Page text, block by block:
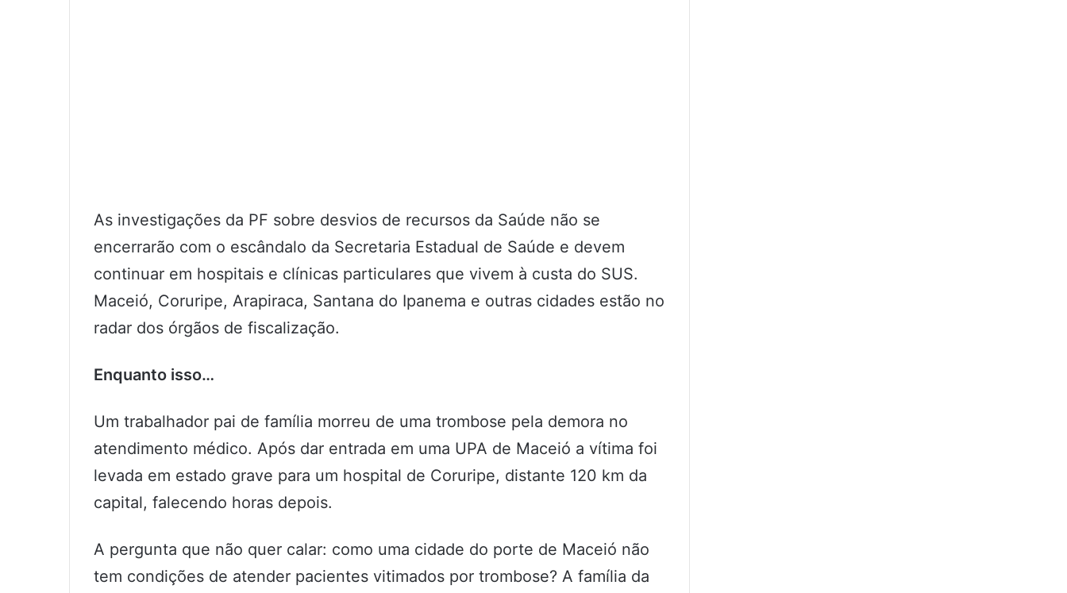
As investigações da PF sobre desvios de recursos da Saúde não se
encerrarão com o escândalo da Secretaria Estadual de Saúde e devem
continuar em hospitais e clínicas particulares que vivem à custa do SUS.
Maceió, Coruripe, Arapiraca, Santana do Ipanema e outras cidades estão no
radar dos órgãos de fiscalização.
Enquanto isso…
Um trabalhador pai de família morreu de uma trombose pela demora no
atendimento médico. Após dar entrada em uma UPA de Maceió a vítima foi
levada em estado grave para um hospital de Coruripe, distante 120 km da
capital, falecendo horas depois.
A pergunta que não quer calar: como uma cidade do porte de Maceió não
tem condições de atender pacientes vitimados por trombose? A família da